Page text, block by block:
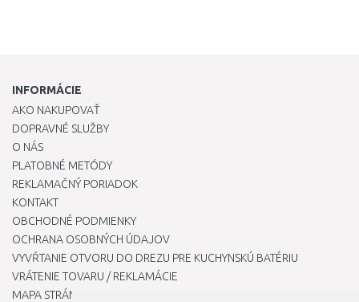
INFORMÁCIE
AKO NAKUPOVAŤ
DOPRAVNÉ SLUŽBY
O NÁS
PLATOBNÉ METÓDY
REKLAMAČNÝ PORIADOK
KONTAKT
OBCHODNÉ PODMIENKY
OCHRANA OSOBNÝCH ÚDAJOV
VYVŔTANIE OTVORU DO DREZU PRE KUCHYNSKÚ BATÉRIU
VRÁTENIE TOVARU / REKLAMÁCIE
MAPA STRÁNOK